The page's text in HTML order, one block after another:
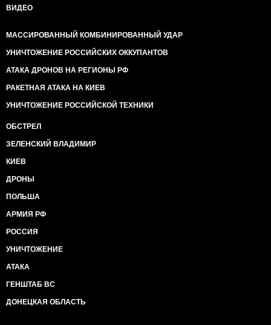
ВИДЕО
МАССИРОВАННЫЙ КОМБИНИРОВАННЫЙ УДАР
УНИЧТОЖЕНИЕ РОССИЙСКИХ ОККУПАНТОВ
АТАКА ДРОНОВ НА РЕГИОНЫ РФ
РАКЕТНАЯ АТАКА НА КИЕВ
УНИЧТОЖЕНИЕ РОССИЙСКОЙ ТЕХНИКИ
ОБСТРЕЛ
ЗЕЛЕНСКИЙ ВЛАДИМИР
КИЕВ
ДРОНЫ
ПОЛЬША
АРМИЯ РФ
РОССИЯ
УНИЧТОЖЕНИЕ
АТАКА
ГЕНШТАБ ВС
ДОНЕЦКАЯ ОБЛАСТЬ